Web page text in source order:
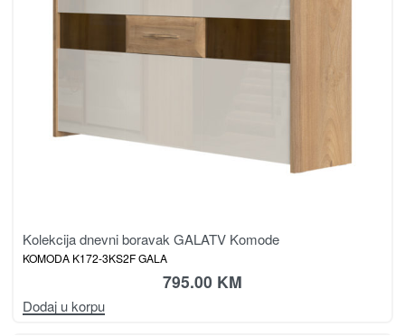
Kolekcija dnevni boravak GALATV Komode
KOMODA K172-3KS2F GALA
795.00 KM
Dodaj u korpu